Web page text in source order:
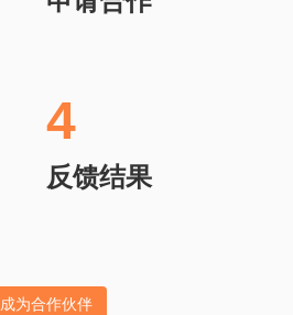
4
反馈结果
成为合作伙伴